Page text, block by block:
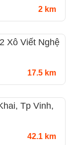
2 km
Xô Viết Nghệ
17.5 km
Tp Vinh,
42.1 km